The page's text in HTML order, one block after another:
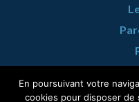
En poursuivant votre
cookies pour disposer